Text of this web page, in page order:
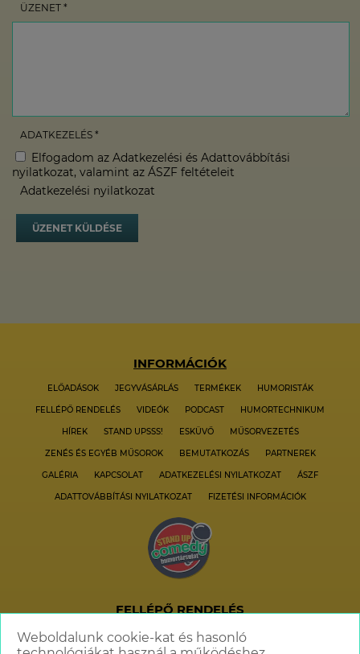
Weboldalunk cookie-kat és hasonló
ÜZENET *
ADATKEZELÉS *
Elfogadom az Adatkezelési és Adattovábbítási
nyilatkozat, valamint az ÁSZF feltételeit
Adatkezelési nyilatkozat
ÜZENET KÜLDÉSE
INFORMÁCIÓK
ELŐADÁSOK JEGYVÁSÁRLÁS TERMÉKEK HUMORISTÁK
FELLÉPŐ RENDELÉS VIDEÓK PODCAST HUMORTECHNIKUM
HÍREK STAND UPSSS! ESKÜVŐ MŰSORVEZETÉS
ZENÉS ÉS EGYÉB MŰSOROK BEMUTATKOZÁS PARTNEREK
GALÉRIA KAPCSOLAT ADATKEZELÉSI NYILATKOZAT ÁSZF
ADATTOVÁBBÍTÁSI NYILATKOZAT FIZETÉSI INFORMÁCIÓK
FELLÉPŐ RENDELÉS
+36 70 621 6606